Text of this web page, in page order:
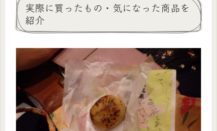
実際に買ったもの・気になった商品を
紹介